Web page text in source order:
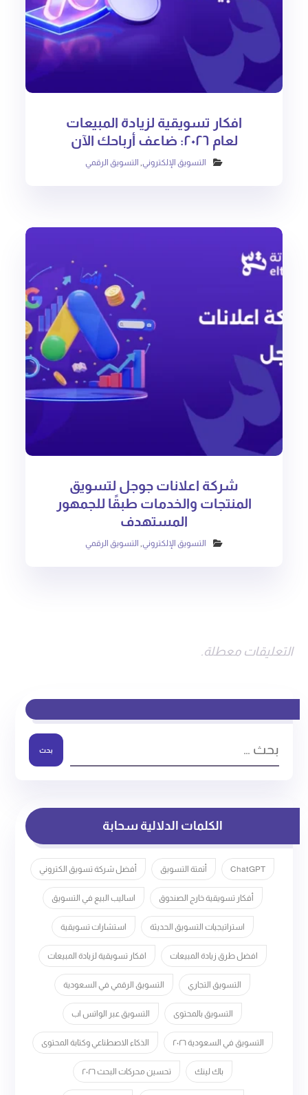
افكار تسويقية لزيادة المبيعات
لعام ٢٠٢٦: ضاعف أرباحك الآن
التسويق الإلكتروني, التسويق الرقمي
شركة اعلانات جوجل لتسويق
المنتجات والخدمات طبقًا للجمهور
المستهدف
التسويق الإلكتروني, التسويق الرقمي
التعليقات معطلة.
بحث
الكلمات الدلالية سحابة
ChatGPT أتمتة التسويق أفضل شركة تسويق الكتروني
أفكار تسويقية خارج الصندوق اساليب البيع في التسويق
استراتيجيات التسويق الحديثة استشارات تسويقية
افضل طرق زيادة المبيعات افكار تسويقية لزيادة المبيعات
التسويق التجاري التسويق الرقمي في السعودية
التسويق بالمحتوى التسويق عبر الواتس اب
التسويق في السعودية ٢٠٢٦ الذكاء الاصطناعي وكتابة المحتوى
باك لينك تحسين محركات البحث ٢٠٢٦